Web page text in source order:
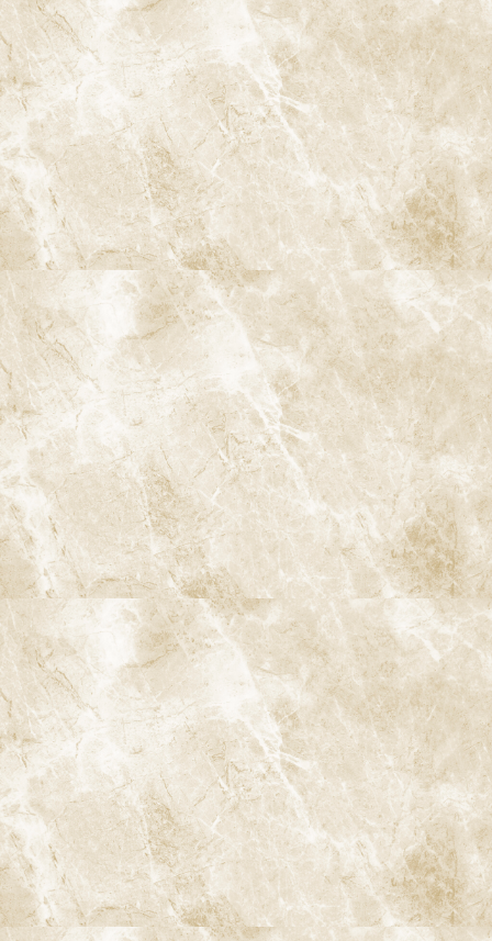
TEL：03-6915-1315
診療時間 月 火 水 木 金 土
日
9:00-13:00
● ▲ ● ● ● ●
★
14:00-18:00
● ▲ ● ● ● ● ★
★…ご予約状況により診療を行わせて頂きます。
※休診日：火曜（9月より月2回）・日曜・祝日
▲…2025年9月より第2火曜日、第4火曜日は診療日となりま
す。